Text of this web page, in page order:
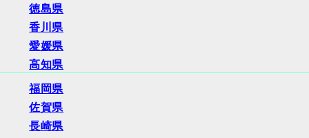
徳島県
香川県
愛媛県
高知県
福岡県
佐賀県
長崎県